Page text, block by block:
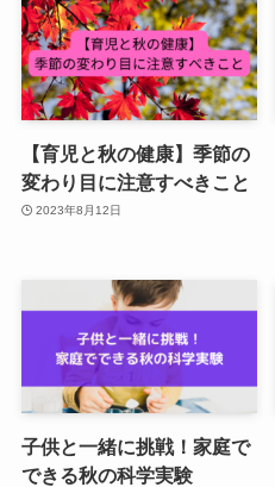
【育児と秋の健康】季節の
変わり目に注意すべきこと
2023年8月12日
子供と一緒に挑戦！家庭で
できる秋の科学実験